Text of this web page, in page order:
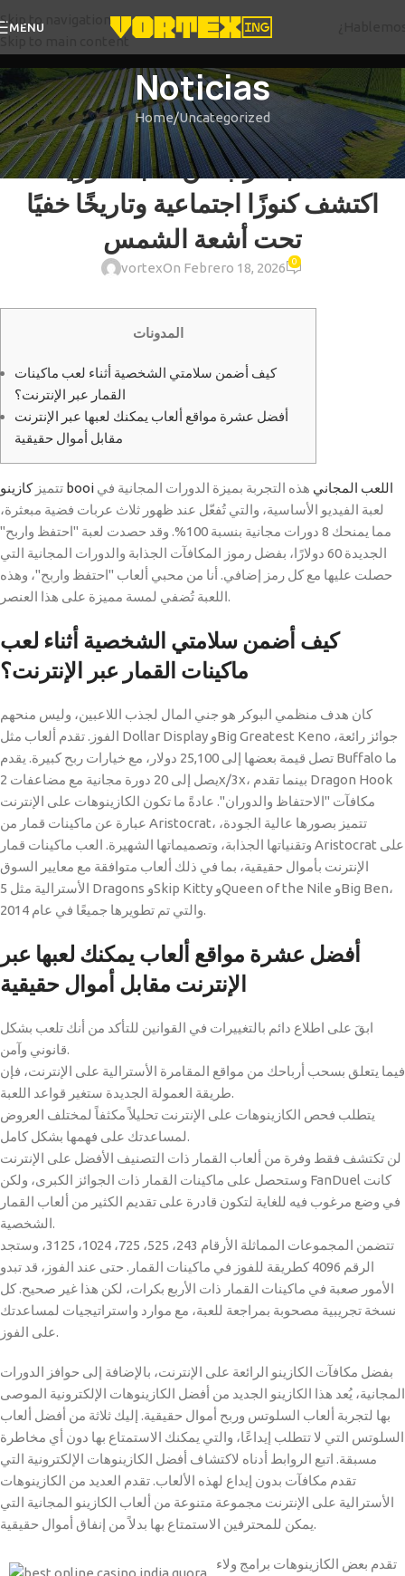
Skip to navigation
Skip to main content
MENU
Noticias
Home Uncategorized
UNCATEGORIZED
متاحف بالقرب من تامبا، فلوريدا:
اكتشف كنوزًا اجتماعية وتاريخًا خفيًا
تحت أشعة الشمس
vortexOn Febrero 18, 2026 0
المدونات
كيف أضمن سلامتي الشخصية أثناء لعب ماكينات
القمار عبر الإنترنت؟
أفضل عشرة مواقع ألعاب يمكنك لعبها عبر الإنترنت
مقابل أموال حقيقية
تتميز كازينو booi اللعب المجاني هذه التجربة بميزة الدورات المجانية في
لعبة الفيديو الأساسية، والتي تُفعّل عند ظهور ثلاث عربات فضية مبعثرة،
مما يمنحك 8 دورات مجانية بنسبة 100%. وقد حصدت لعبة "احتفظ واربح"
الجديدة 60 دولارًا، بفضل رموز المكافآت الجذابة والدورات المجانية التي
حصلت عليها مع كل رمز إضافي. أنا من محبي ألعاب "احتفظ واربح"، وهذه
اللعبة تُضفي لمسة مميزة على هذا العنصر.
كيف أضمن سلامتي الشخصية أثناء لعب
ماكينات القمار عبر الإنترنت؟
كان هدف منظمي البوكر هو جني المال لجذب اللاعبين، وليس منحهم
الفوز. تقدم ألعاب مثل Dollar Display وBig Greatest Keno جوائز رائعة،
تصل قيمة بعضها إلى 25,100 دولار، مع خيارات ربح كبيرة. يقدم Buffalo ما
يصل إلى 20 دورة مجانية مع مضاعفات 2x/3x، بينما تقدم Dragon Hook
مكافآت "الاحتفاظ والدوران". عادةً ما تكون الكازينوهات على الإنترنت
عبارة عن ماكينات قمار من Aristocrat، تتميز بصورها عالية الجودة،
وتقنياتها الجذابة، وتصميماتها الشهيرة. العب ماكينات قمار Aristocrat على
الإنترنت بأموال حقيقية، بما في ذلك ألعاب متوافقة مع معايير السوق
الأسترالية مثل 5 Dragons وSkip Kitty وQueen of the Nile وBig Ben،
والتي تم تطويرها جميعًا في عام 2014.
أفضل عشرة مواقع ألعاب يمكنك لعبها عبر
الإنترنت مقابل أموال حقيقية
ابقَ على اطلاع دائم بالتغييرات في القوانين للتأكد من أنك تلعب بشكل
قانوني وآمن.
فيما يتعلق بسحب أرباحك من مواقع المقامرة الأسترالية على الإنترنت، فإن
طريقة العمولة الجديدة ستغير قواعد اللعبة.
يتطلب فحص الكازينوهات على الإنترنت تحليلاً مكثفاً لمختلف العروض
لمساعدتك على فهمها بشكل كامل.
لن تكتشف فقط وفرة من ألعاب القمار ذات التصنيف الأفضل على الإنترنت
وستحصل على ماكينات القمار ذات الجوائز الكبرى، ولكن FanDuel كانت
في وضع مرغوب فيه للغاية لتكون قادرة على تقديم الكثير من ألعاب القمار
الشخصية.
تتضمن المجموعات المماثلة الأرقام 243، 525، 725، 1024، 3125، وستجد
الرقم 4096 كطريقة للفوز في ماكينات القمار. حتى عند الفوز، قد تبدو
الأمور صعبة في ماكينات القمار ذات الأربع بكرات، لكن هذا غير صحيح. كل
نسخة تجريبية مصحوبة بمراجعة للعبة، مع موارد واستراتيجيات لمساعدتك
على الفوز.
بفضل مكافآت الكازينو الرائعة على الإنترنت، بالإضافة إلى حوافز الدورات
المجانية، يُعد هذا الكازينو الجديد من أفضل الكازينوهات الإلكترونية الموصى
بها لتجربة ألعاب السلوتس وربح أموال حقيقية. إليك ثلاثة من أفضل ألعاب
السلوتس التي لا تتطلب إيداعًا، والتي يمكنك الاستمتاع بها دون أي مخاطرة
مسبقة. اتبع الروابط أدناه لاكتشاف أفضل الكازينوهات الإلكترونية التي
تقدم مكافآت بدون إيداع لهذه الألعاب. تقدم العديد من الكازينوهات
الأسترالية على الإنترنت مجموعة متنوعة من ألعاب الكازينو المجانية التي
يمكن للمحترفين الاستمتاع بها بدلاً من إنفاق أموال حقيقية.
تقدم بعض الكازينوهات برامج ولاء